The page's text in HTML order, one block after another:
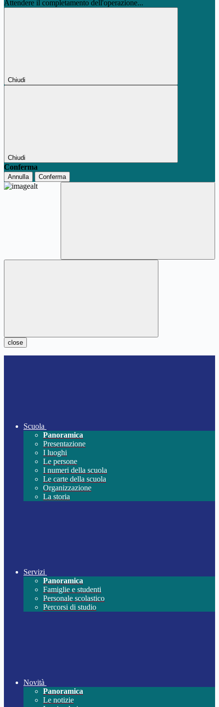
Attendere il completamento dell'operazione...
Chiudi
Chiudi
Conferma
Annulla Conferma
close
Scuola
Panoramica
Presentazione
I luoghi
Le persone
I numeri della scuola
Le carte della scuola
Organizzazione
La storia
Servizi
Panoramica
Famiglie e studenti
Personale scolastico
Percorsi di studio
Novità
Panoramica
Le notizie